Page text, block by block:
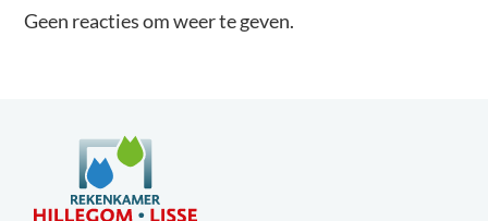
Geen reacties om weer te geven.